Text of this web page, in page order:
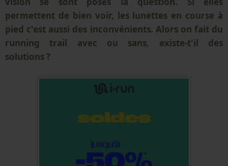
permettent de bien voir, les lunettes en course à
pied c'est aussi des inconvénients. Alors on fait du
running trail avec ou sans, existe-t'il des
solutions ?